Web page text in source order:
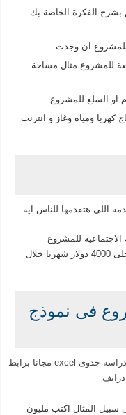
الفكرة الخاصة بك
للمشروع ان وجدت
للمشروع مثال مساحة
او السلع للمشروع
كهربا ومياه وغاز و انترنت
اللى هتقدمها للناس ايه
الاجتماعية للمشروع
والمنفعة الاقتصادية لك مثلا من المتوقع يدخلى 4000 دولار شهريا خلال
فى نموذج
المثال اكتب مليون